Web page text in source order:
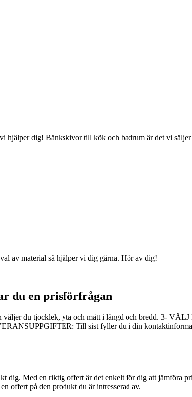
dig! Bänkskivor till kök och badrum är det vi
av material så hjälper vi dig gärna. Hör av dig!
du en prisförfrågan
du tjocklek, yta och mått i längd och bredd. 3-
Till sist fyller du i din
Med en riktig offert är det enkelt för dig att jämföra
offert på den produkt du är intresserad av.